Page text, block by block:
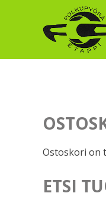
Ostoskori on
ETSI